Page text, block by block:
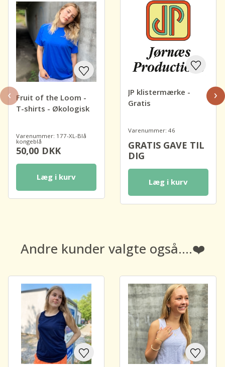
Fruit of the Loom -
T-shirts - Økologisk
Varenummer: 177-XL-Blå
kongeblå
50,00DKK
Læg i kurv
JP klistermærke -
Gratis
Varenummer: 46
GRATIS GAVE TIL
DIG
Læg i kurv
‹ ›
Andre kunder valgte også....❤️